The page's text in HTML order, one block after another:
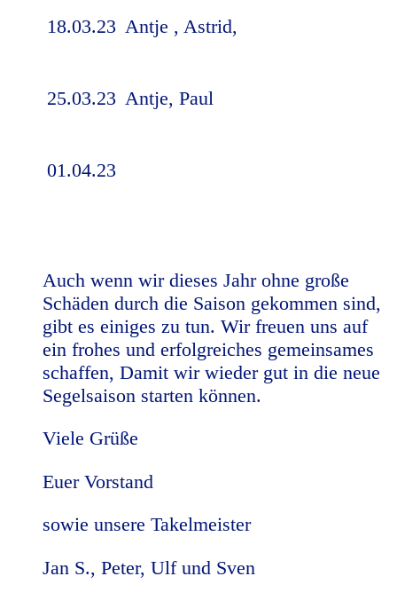
18.03.23 Antje , Astrid,
25.03.23 Antje, Paul
01.04.23
Auch wenn wir dieses Jahr ohne große
Schäden durch die Saison gekommen sind,
gibt es einiges zu tun. Wir freuen uns auf
ein frohes und erfolgreiches gemeinsames
schaffen, Damit wir wieder gut in die neue
Segelsaison starten können.
Viele Grüße
Euer Vorstand
sowie unsere Takelmeister
Jan S., Peter, Ulf und Sven